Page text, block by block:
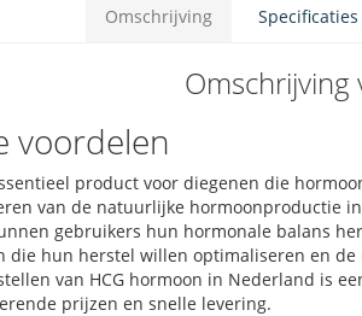
Omschrijving Specificaties
Omschrijving
voordelen
product voor diegenen die
van de natuurlijke hormoonproductie
gebruikers hun hormonale balans
die hun herstel willen optimaliseren en
van HCG hormoon in Nederland is
prijzen en snelle levering.